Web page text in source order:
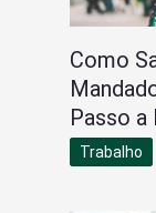
Como
Passo a
Trabalho